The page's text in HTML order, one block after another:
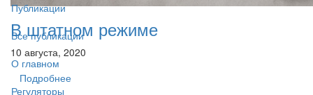
Публикации
Все публикации
О главном
Регуляторы
В штатном режиме
10 августа, 2020
Подробнее